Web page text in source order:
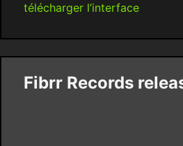
télécharger l’interface
Fibrr Records